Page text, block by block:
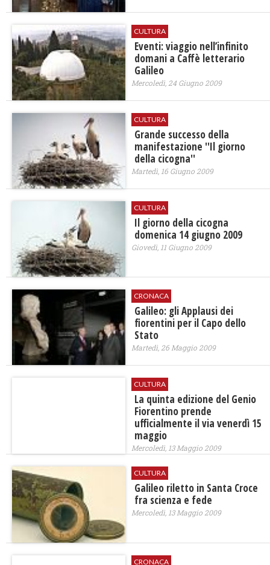
CULTURA
Eventi: viaggio nell’infinito
domani a Caffè letterario
Galileo
Mercoledì, 24 Giugno 2009
CULTURA
Grande successo della
manifestazione ''Il giorno
della cicogna''
Martedì, 16 Giugno 2009
CULTURA
Il giorno della cicogna
domenica 14 giugno 2009
Giovedì, 11 Giugno 2009
CRONACA
Galileo: gli Applausi dei
fiorentini per il Capo dello
Stato
Martedì, 26 Maggio 2009
CULTURA
La quinta edizione del Genio
Fiorentino prende
ufficialmente il via venerdì 15
maggio
Mercoledì, 13 Maggio 2009
CULTURA
Galileo riletto in Santa Croce
fra scienza e fede
Mercoledì, 13 Maggio 2009
CRONACA